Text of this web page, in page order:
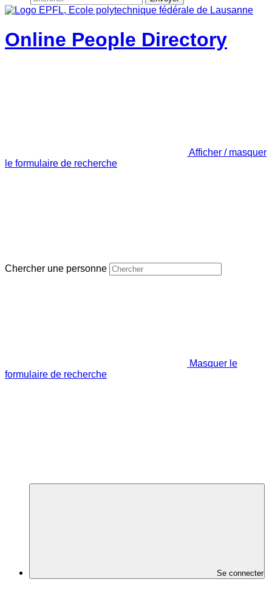
Online People Directory
Afficher / masquer
le formulaire de recherche
Chercher une personne
Masquer le
formulaire de recherche
Se connecter